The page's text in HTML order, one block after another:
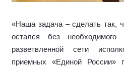
«Наша задача – сделать так,
остался без
разветвленной сети
приемных «Единой России»